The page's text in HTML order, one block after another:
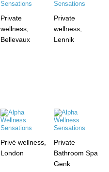
Private
wellness,
Bellevaux
Private
wellness,
Lennik
Privé wellness,
London
Private
Bathroom Spa
Genk